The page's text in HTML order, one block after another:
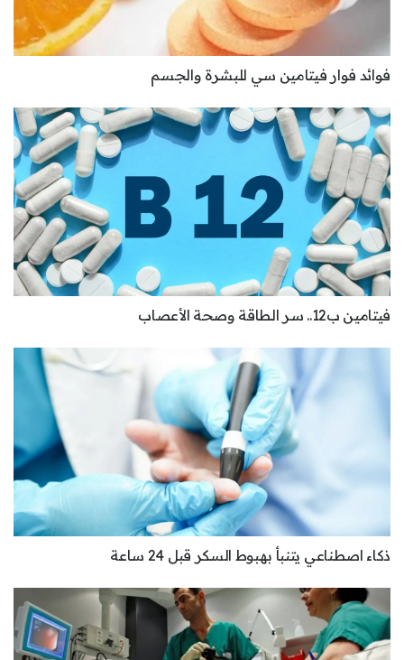
فوائد فوار فيتامين سي للبشرة والجسم
فيتامين ب12.. سر الطاقة وصحة الأعصاب
ذكاء اصطناعي يتنبأ بهبوط السكر قبل 24 ساعة